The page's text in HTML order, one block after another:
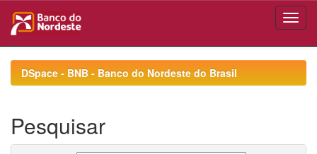
navigationDSpace - BNB - Banco do Nordeste do Brasil
Pesquisar